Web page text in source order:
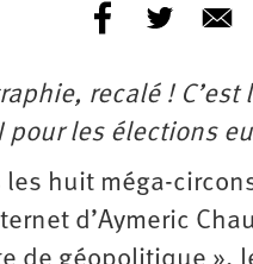
recalé !
pour les élections
huit méga-
d’Aymeric